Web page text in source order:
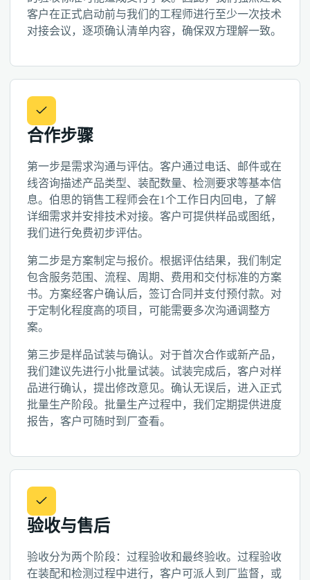
客户在正式启动前与我们的工程师进行至少一次技术
对接会议，逐项确认清单内容，确保双方理解一致。
合作步骤
第一步是需求沟通与评估。客户通过电话、邮件或在
线咨询描述产品类型、装配数量、检测要求等基本信
息。伯思的销售工程师会在1个工作日内回电，了解
详细需求并安排技术对接。客户可提供样品或图纸，
我们进行免费初步评估。
第二步是方案制定与报价。根据评估结果，我们制定
包含服务范围、流程、周期、费用和交付标准的方案
书。方案经客户确认后，签订合同并支付预付款。对
于定制化程度高的项目，可能需要多次沟通调整方
案。
第三步是样品试装与确认。对于首次合作或新产品，
我们建议先进行小批量试装。试装完成后，客户对样
品进行确认，提出修改意见。确认无误后，进入正式
批量生产阶段。批量生产过程中，我们定期提供进度
报告，客户可随时到厂查看。
验收与售后
验收分为两个阶段：过程验收和最终验收。过程验收
在装配和检测过程中进行，客户可派人到厂监督，或